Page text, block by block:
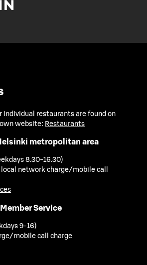
individual restaurants are found on
website: Restaurants
metropolitan area
8.30-16.30)
local network charge/mobile call
Service
9-16)
mobile call charge